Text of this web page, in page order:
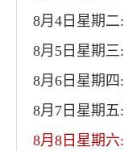
8月4日星期二:
8月5日星期三:
8月6日星期四:
8月7日星期五:
8月8日星期六: